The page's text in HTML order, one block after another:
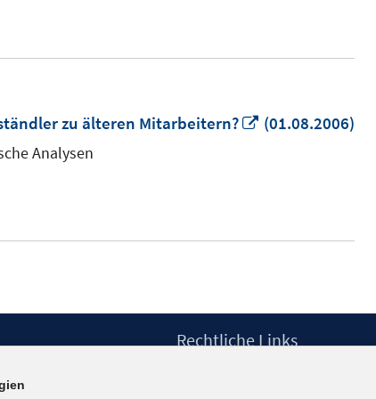
zu älteren Mitarbeitern?
In
(01.08.2006)
Analysen
Rechtliche Links